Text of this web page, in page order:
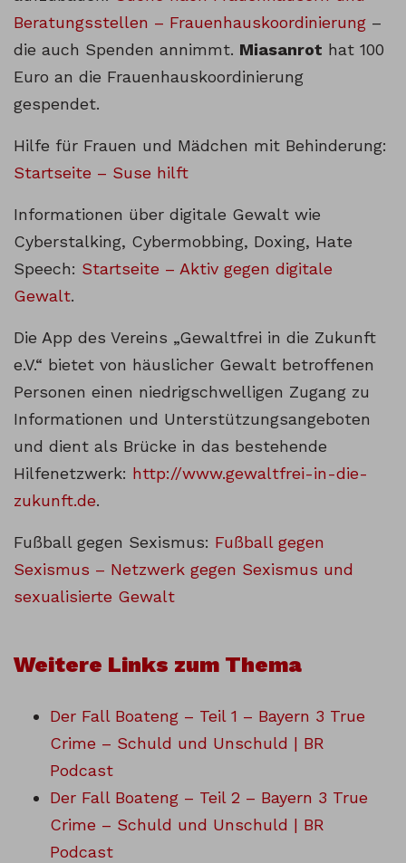
Beratungsstellen – Frauenhauskoordinierung –
die auch Spenden annimmt. Miasanrot hat 100
Euro an die Frauenhauskoordinierung
gespendet.
Hilfe für Frauen und Mädchen mit Behinderung:
Startseite – Suse hilft
Informationen über digitale Gewalt wie
Cyberstalking, Cybermobbing, Doxing, Hate
Speech: Startseite – Aktiv gegen digitale
Gewalt.
Die App des Vereins „Gewaltfrei in die Zukunft
e.V.“ bietet von häuslicher Gewalt betroffenen
Personen einen niedrigschwelligen Zugang zu
Informationen und Unterstützungsangeboten
und dient als Brücke in das bestehende
Hilfenetzwerk: http://www.gewaltfrei-in-die-
zukunft.de.
Fußball gegen Sexismus: Fußball gegen
Sexismus – Netzwerk gegen Sexismus und
sexualisierte Gewalt
Weitere Links zum Thema
Der Fall Boateng – Teil 1 – Bayern 3 True
Crime – Schuld und Unschuld | BR
Podcast
Der Fall Boateng – Teil 2 – Bayern 3 True
Crime – Schuld und Unschuld | BR
Podcast